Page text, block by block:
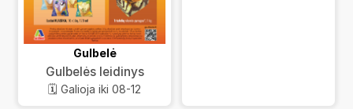
Gulbelė
Gulbelės leidinys
🗓️ Galioja iki 08-12